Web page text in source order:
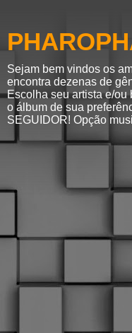
Sejam bem vindos os
encontra dezenas de
Escolha seu artista e/ou
o álbum de sua
SEGUIDOR! Opção